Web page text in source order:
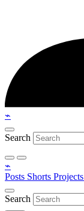
⌁
Search
⌁
Posts Shorts Projects
Search